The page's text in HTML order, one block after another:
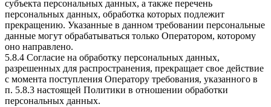
субъекта персональных данных, а также перечень
персональных данных, обработка которых подлежит
прекращению. Указанные в данном требовании персональные
данные могут обрабатываться только Оператором, которому
оно направлено.
5.8.4 Согласие на обработку персональных данных,
разрешенных для распространения, прекращает свое действие
с момента поступления Оператору требования, указанного в
п. 5.8.3 настоящей Политики в отношении обработки
персональных данных.